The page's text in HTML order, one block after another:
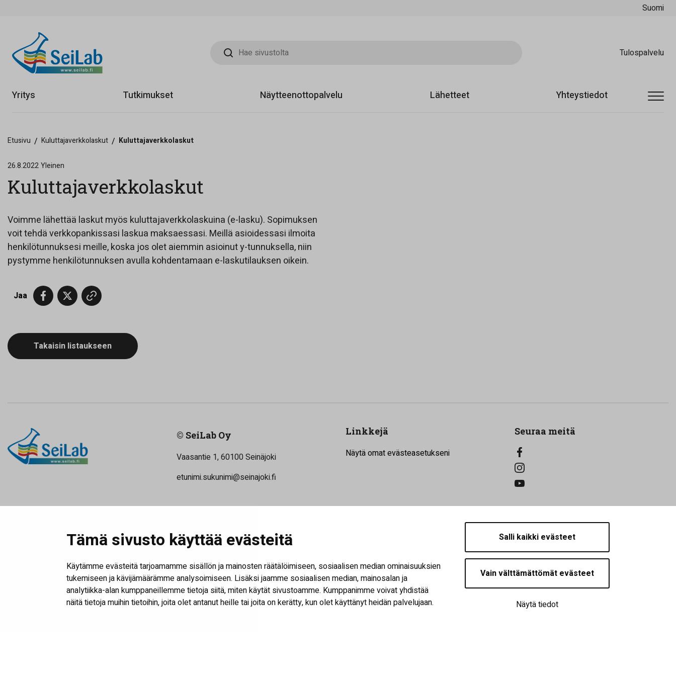
Tämä sivusto käyttää evästeitä
Käytämme evästeitä tarjoamamme sisällön ja mainosten räätälöimiseen, sosiaalisen median ominaisuuksien
tukemiseen ja kävijämäärämme analysoimiseen. Lisäksi jaamme sosiaalisen median, mainosalan ja
analytiikka-alan kumppaneillemme tietoja siitä, miten käytät sivustoamme. Kumppanimme voivat yhdistää
näitä tietoja muihin tietoihin, joita olet antanut heille tai joita on kerätty, kun olet käyttänyt heidän palvelujaan.
Salli kaikki evästeet
Vain välttämättömät evästeet
Näytä tiedot
Suomi
Hae sivustolta
Tulospalvelu
Yritys Tutkimukset Näytteenottopalvelu Lähetteet Yhteystiedot
Etusivu / Kuluttajaverkkolaskut / Kuluttajaverkkolaskut
26.8.2022Yleinen
Kuluttajaverkkolaskut
Voimme lähettää laskut myös kuluttajaverkkolaskuina (e-lasku). Sopimuksen
voit tehdä verkkopankissasi laskua maksaessasi. Meillä asioidessasi ilmoita
henkilötunnuksesi meille, koska jos olet aiemmin asioinut y-tunnuksella, niin
pystymme henkilötunnuksen avulla kohdentamaan e-laskutilauksen oikein.
Jaa
Takaisin listaukseen
© SeiLab Oy
Vaasantie 1, 60100 Seinäjoki
etunimi.sukunimi@seinajoki.fi
Linkkejä
Näytä omat evästeasetukseni
Seuraa meitä
Saavutettavuusseloste